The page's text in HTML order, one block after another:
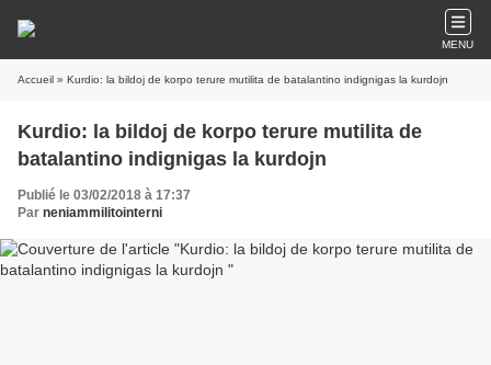
MENU
Accueil » Kurdio: la bildoj de korpo terure mutilita de batalantino indignigas la kurdojn
Kurdio: la bildoj de korpo terure mutilita de
batalantino indignigas la kurdojn
Publié le 03/02/2018 à 17:37
Par neniammilitointerni